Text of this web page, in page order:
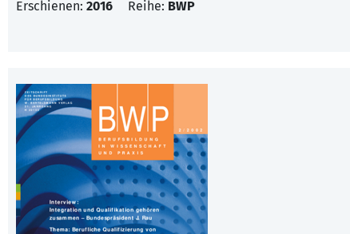
Erschienen: 2016 Reihe: BWP